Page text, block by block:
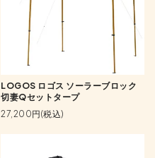
LOGOS ロゴス ソーラーブロック
切妻Qセットタープ
27,200円(税込)